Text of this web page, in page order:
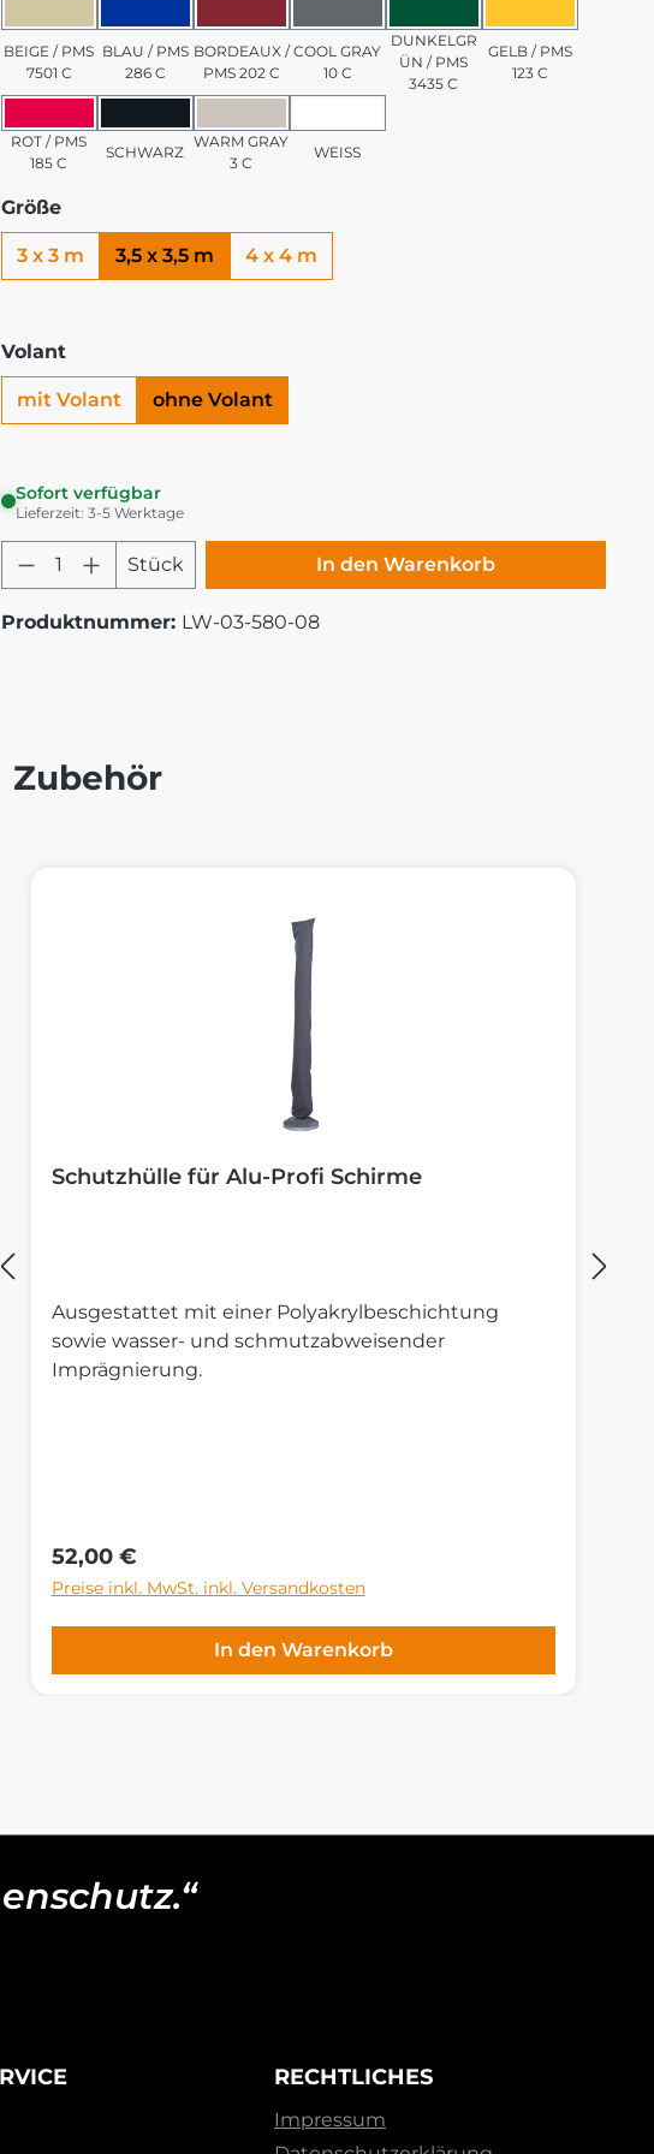
BEIGE / PMS 7501 C
BEIGE / PMS
7501 C
BLAU / PMS 286 C
BLAU / PMS
286 C
BORDEAUX / PMS 202 C
BORDEAUX /
PMS 202 C
COOL GRAY 10 C
COOL GRAY
10 C
DUNKELGRÜN / PMS
DUNKELGR
ÜN / PMS
3435 C
GELB / PMS
GELB / PMS
123 C
ROT / PMS 185 C
ROT / PMS
185 C
SCHWARZ
SCHWARZ
WARM GRAY 3 C
WARM GRAY
3 C
WEISS
WEISS
Größe
3 x 3 m 3,5 x 3,5 m 4 x 4 m
Volant
mit Volant ohne Volant
Sofort verfügbar
Lieferzeit: 3-5 Werktage
Produkt Anzahl: Gib den gewünschten
Stück In den Warenkorb
Produktnummer: LW-03-580-08
Zubehör
Schutzhülle für Alu-Profi Schirme
Ausgestattet mit einer Polyakrylbeschichtung
sowie wasser- und schmutzabweisender
Imprägnierung.
Regulärer Preis:
52,00 €
Preise inkl. MwSt. inkl. Versandkosten
In den Warenkorb
RECHTLICHES
Impressum